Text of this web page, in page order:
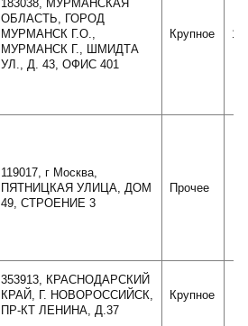
183038, МУРМАНСКАЯ
ОБЛАСТЬ, ГОРОД
МУРМАНСК Г.О.,
МУРМАНСК Г., ШМИДТА
УЛ., Д. 43, ОФИС 401
Крупное
119017, г Москва,
ПЯТНИЦКАЯ УЛИЦА, ДОМ
49, СТРОЕНИЕ 3
Прочее
353913, КРАСНОДАРСКИЙ
КРАЙ, Г. НОВОРОССИЙСК,
ПР-КТ ЛЕНИНА, Д.37
Крупное